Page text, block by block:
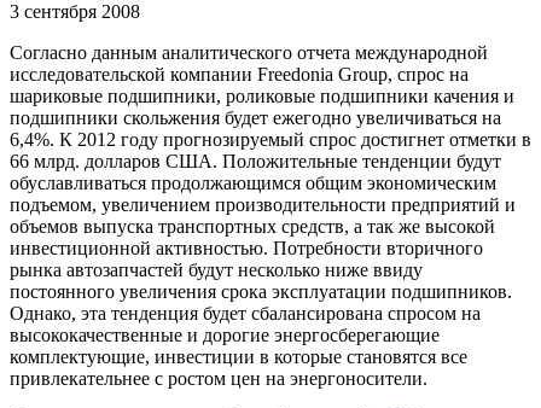
3 сентября 2008
Согласно данным аналитического отчета международной
исследовательской компании Freedonia Group, спрос на
шариковые подшипники, роликовые подшипники качения и
подшипники скольжения будет ежегодно увеличиваться на
6,4%. К 2012 году прогнозируемый спрос достигнет отметки в
66 млрд. долларов США. Положительные тенденции будут
обуславливаться продолжающимся общим экономическим
подъемом, увеличением производительности предприятий и
объемов выпуска транспортных средств, а так же высокой
инвестиционной активностью. Потребности вторичного
рынка автозапчастей будут несколько ниже ввиду
постоянного увеличения срока эксплуатации подшипников.
Однако, эта тенденция будет сбалансирована спросом на
высококачественные и дорогие энергосберегающие
комплектующие, инвестиции в которые становятся все
привлекательнее с ростом цен на энергоносители.